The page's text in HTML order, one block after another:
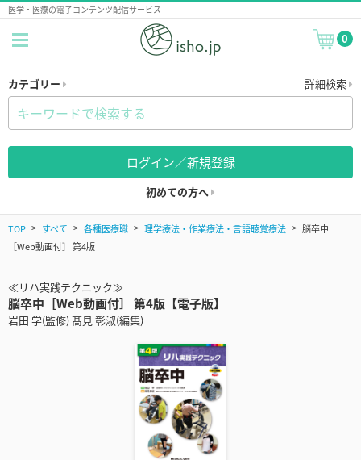
医学・医療の電子コンテンツ配信サービス
0
カテゴリー 詳細検索
ログイン／新規登録
初めての方へ
TOP すべて 各種医療職 理学療法・作業療法・言語聴覚療法
脳卒中
［Web動画付］ 第4版
≪リハ実践テクニック≫
脳卒中［Web動画付］ 第4版【電子版】
岩田 学(監修) 髙見 彰淑(編集)